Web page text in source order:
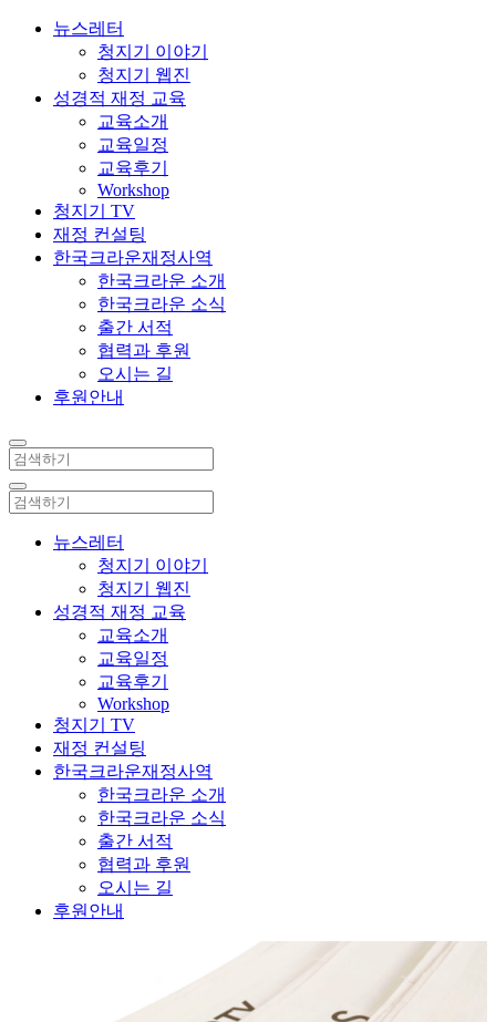
뉴스레터
청지기 이야기
청지기 웹진
성경적 재정 교육
교육소개
교육일정
교육후기
Workshop
청지기 TV
재정 컨설팅
한국크라운재정사역
한국크라운 소개
한국크라운 소식
출간 서적
협력과 후원
오시는 길
후원안내
뉴스레터
청지기 이야기
청지기 웹진
성경적 재정 교육
교육소개
교육일정
교육후기
Workshop
청지기 TV
재정 컨설팅
한국크라운재정사역
한국크라운 소개
한국크라운 소식
출간 서적
협력과 후원
오시는 길
후원안내